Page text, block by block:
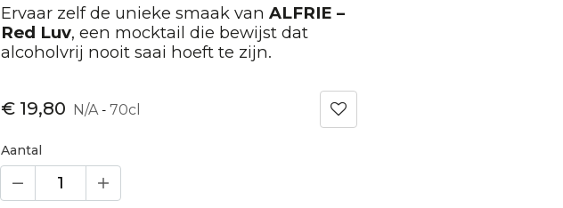
Ervaar zelf de unieke smaak vanALFRIE –
Red Luv, een mocktail die bewijst dat
alcoholvrij nooit saai hoeft te zijn.
€ 19,80 N/A - 70cl
Aantal